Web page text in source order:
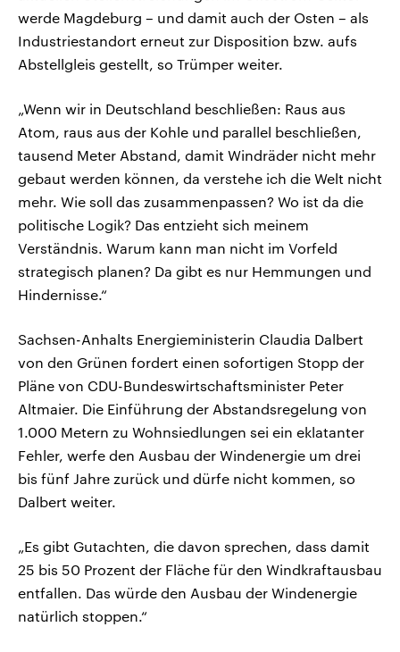
werde Magdeburg – und damit auch der Osten – als
Industriestandort erneut zur Disposition bzw. aufs
Abstellgleis gestellt, so Trümper weiter.
„Wenn wir in Deutschland beschließen: Raus aus
Atom, raus aus der Kohle und parallel beschließen,
tausend Meter Abstand, damit Windräder nicht mehr
gebaut werden können, da verstehe ich die Welt nicht
mehr. Wie soll das zusammenpassen? Wo ist da die
politische Logik? Das entzieht sich meinem
Verständnis. Warum kann man nicht im Vorfeld
strategisch planen? Da gibt es nur Hemmungen und
Hindernisse.“
Sachsen-Anhalts Energieministerin Claudia Dalbert
von den Grünen fordert einen sofortigen Stopp der
Pläne von CDU-Bundeswirtschaftsminister Peter
Altmaier. Die Einführung der Abstandsregelung von
1.000 Metern zu Wohnsiedlungen sei ein eklatanter
Fehler, werfe den Ausbau der Windenergie um drei
bis fünf Jahre zurück und dürfe nicht kommen, so
Dalbert weiter.
„Es gibt Gutachten, die davon sprechen, dass damit
25 bis 50 Prozent der Fläche für den Windkraftausbau
entfallen. Das würde den Ausbau der Windenergie
natürlich stoppen.“